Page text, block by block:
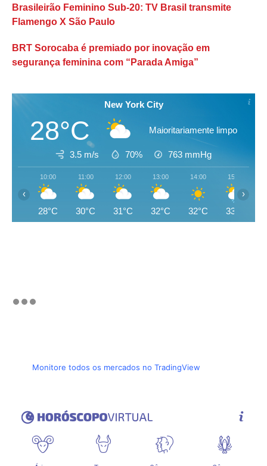
Brasileirão Feminino Sub-20: TV Brasil transmite
Flamengo X São Paulo
BRT Sorocaba é premiado por inovação em
segurança feminina com “Parada Amiga”
New York City
28°C Maioritariamente limpo
3.5 m/s 70% 763 mmHg
10:00
28°C
11:00
30°C
12:00
31°C
13:00
32°C
14:00
32°C
15:00
33°C
‹ ›
Monitore todos os mercados no TradingView